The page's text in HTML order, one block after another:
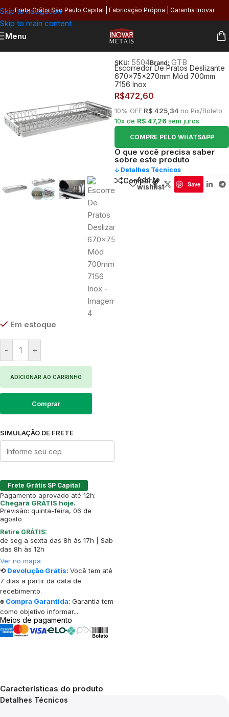
Skip to navigation
Skip to main content
Frete Grátis São Paulo Capital | Fabricação Própria | Garantia Inovar
Menu
Em estoque
- +
ADICIONAR AO CARRINHO
Comprar
SIMULAÇÃO DE FRETE
Frete Grátis SP Capital
Pagamento aprovado até 12h:
Chegará GRÁTIS hoje.
Previsão: quinta-feira, 06 de
agosto
Retire GRÁTIS:
de seg a sexta das 8h às 17h | Sab
das 8h às 12h
Ver no mapa
⟲ Devolução Grátis: Você tem até
7 dias a partir da data de
recebimento.
⍟ Compra Garantida: Garantia tem
como objetivo informar...
Meios de pagamento
SKU: 5504Brand: GTB
Escorredor De Pratos Deslizante
670x75x270mm Mód 700mm
7156 Inox
R$472,60
10% OFF R$ 425,34 no Pix/Boleto
10x de R$ 47,26 sem juros
COMPRE PELO WHATSAPP
O que você precisa saber
sobre este produto
🡣 Detalhes Técnicos
Comparar
Add to
wishlist
Save
Características do produto
Detalhes Técnicos